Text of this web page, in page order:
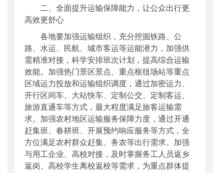
二、全面提升运输保障能力，让公众出行更
高效更舒心
各地要加强运输组织，充分挖掘铁路、公
路、水运、民航、城市客运等运能潜力，加强供
需精准对接，科学安排班次计划，提高综合运输
效能。加强热门景区景点、重点枢纽场站等重点
区域运力投放和运输组织调度，通过加密运力、
开行区间车、大站快车、定制公交、定制客运、
旅游直通车等方式，最大程度满足旅客运输需
求。加强农村地区运输服务保障力度，通过开通
赶集班、春耕班、开展预约响应服务等方式，全
方位满足农村群众赶集、务农等出行需求。加强
与用工企业、高校对接，及时掌握务工人员返乡
返岗、高校学生离校返校等需求，为重点群体提